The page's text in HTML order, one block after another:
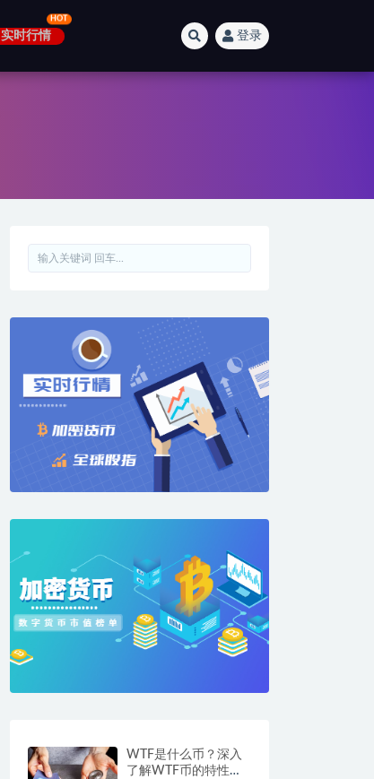
实时行情 登录
WTF是什么币？深入
了解WTF币的特性与